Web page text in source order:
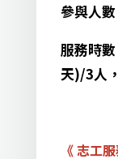
參與人
服務時
天)/3人
《 志工